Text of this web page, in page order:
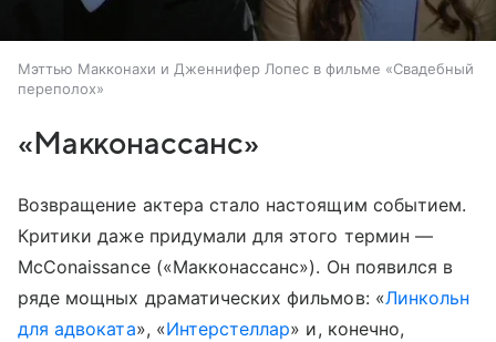
Мэттью Макконахи и Дженнифер Лопес в фильме «Свадебный
переполох»
«Макконассанс»
Возвращение актера стало настоящим событием.
Критики даже придумали для этого термин —
McConaissance («Макконассанс»). Он появился в
ряде мощных драматических фильмов: «Линкольн
для адвоката», «Интерстеллар» и, конечно,